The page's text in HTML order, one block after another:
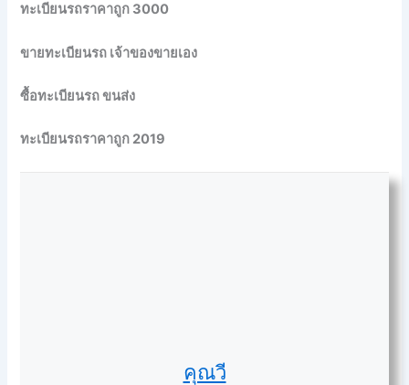
ทะเบียนรถราคาถูก 3000
ขายทะเบียนรถ เจ้าของขายเอง
ซื้อทะเบียนรถ ขนส่ง
ทะเบียนรถราคาถูก 2019
คุณวี